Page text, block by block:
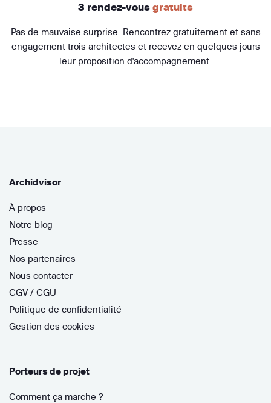
3 rendez-vous gratuits
Pas de mauvaise surprise. Rencontrez gratuitement et sans
engagement trois architectes et recevez en quelques jours
leur proposition d'accompagnement.
Archidvisor
À propos
Notre blog
Presse
Nos partenaires
Nous contacter
CGV / CGU
Politique de confidentialité
Gestion des cookies
Porteurs de projet
Comment ça marche ?